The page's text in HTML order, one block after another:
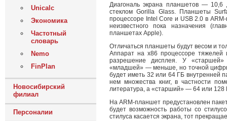
Unicalc
Экономика
Частотный
словарь
Nemo
FinPlan
Новосибирский
филиал
Персоналии
Диагональ экрана планшетов —
стеклом Gorilla Glass. Планшеты
процессоре Intel Core и USB 2.0 в
неизвестного пока назначения
планшетах Apple).
Отличаться планшеты будут весом и
Аппарат на x86 процессоре
разрешение дисплея. У
«младшей» — меньше, но точной
будет иметь 32 или 64 ГБ внутренней
нем множества книг, в частности
литература, а «старший» — 64 или 128
На ARM-планшет предустановлен
будет возможность работы со
стилуса касается экрана, тот